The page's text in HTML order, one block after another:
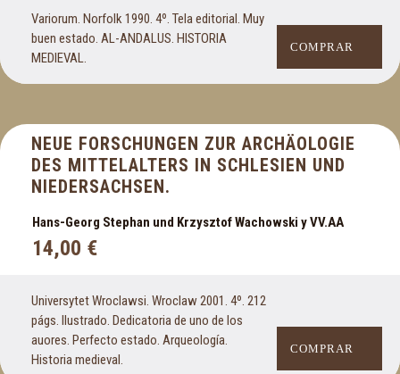
Variorum. Norfolk 1990. 4º. Tela editorial. Muy
buen estado. AL-ANDALUS. HISTORIA
MEDIEVAL.
COMPRAR
NEUE FORSCHUNGEN ZUR ARCHÄOLOGIE
DES MITTELALTERS IN SCHLESIEN UND
NIEDERSACHSEN.
Hans-Georg Stephan und Krzysztof Wachowski y VV.AA
14,00 €
Universytet Wroclawsi. Wroclaw 2001. 4º. 212
págs. Ilustrado. Dedicatoria de uno de los
auores. Perfecto estado. Arqueología.
Historia medieval.
COMPRAR